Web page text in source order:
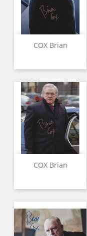
COX Brian
COX Brian